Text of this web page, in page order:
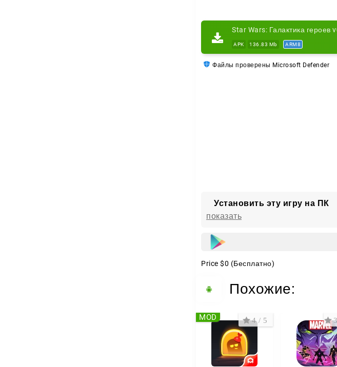
Star Wars: Галактика
APK 136.83 Mb ARM8
Файлы проверены Microsoft Defender
Установить эту игру на ПК
показать
Price $0 (Бесплатно)
Похожие:
4 / 5
MOD